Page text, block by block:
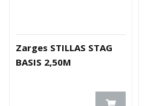
Zarges STILLAS STAG
BASIS 2,50M